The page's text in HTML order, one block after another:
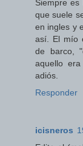
Siempre
que suele
en ingles y
así. El mío
de barco,
aquello
adiós.
Responder
icisneros